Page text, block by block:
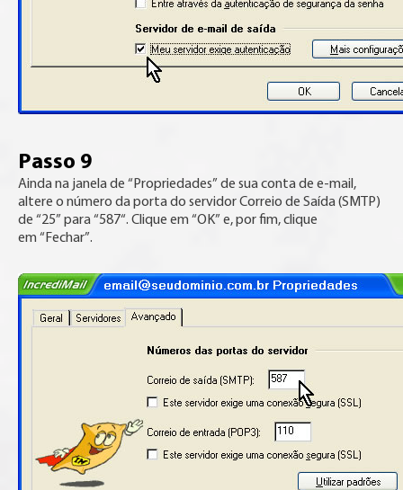
Passo 9
Ainda na janela de “Propriedades” de sua conta de e-mail,
altere o número da porta do servidor Correio de Saída (SMTP)
de “25” para “587“. Clique em “OK” e, por fim, clique
em “Fechar”.